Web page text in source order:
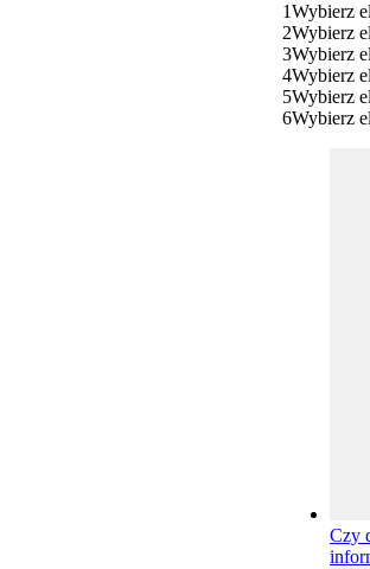
1Wybierz
2Wybierz
3Wybierz
4Wybierz
5Wybierz
6Wybierz
Czy